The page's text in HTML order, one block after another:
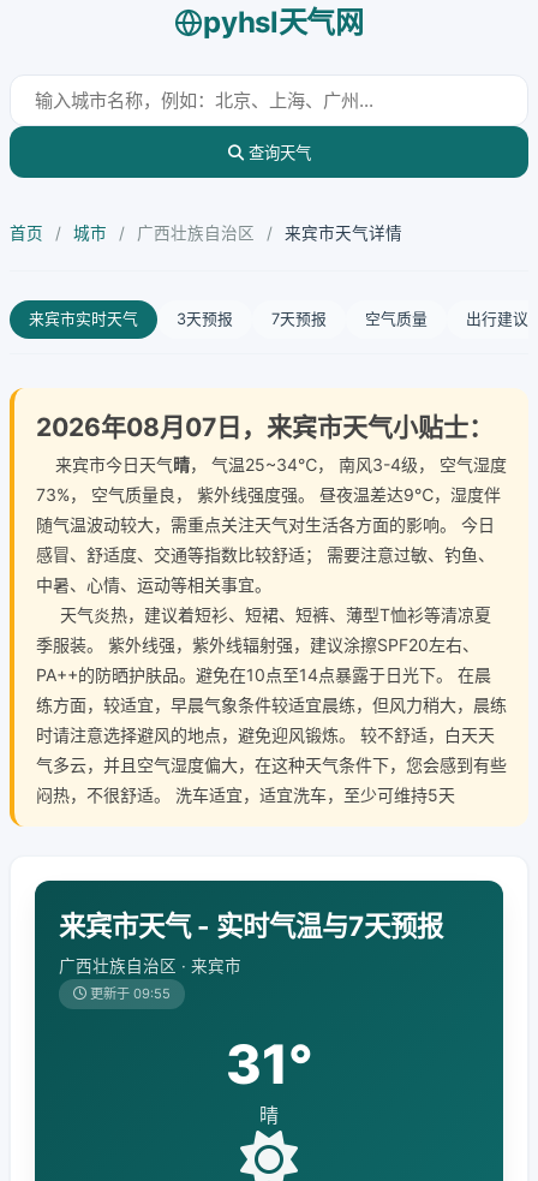
pyhsl天气网
查询天气
首页 / 城市 / 广西壮族自治区 / 来宾市天气详情
来宾市实时天气 3天预报 7天预报 空气质量 出行建议
2026年08月07日，来宾市天气小贴士：
来宾市今日天气晴， 气温25~34℃， 南风3-4级， 空气湿度
73%， 空气质量良， 紫外线强度强。 昼夜温差达9℃，湿度伴
随气温波动较大，需重点关注天气对生活各方面的影响。 今日
感冒、舒适度、交通等指数比较舒适； 需要注意过敏、钓鱼、
中暑、心情、运动等相关事宜。
天气炎热，建议着短衫、短裙、短裤、薄型T恤衫等清凉夏
季服装。 紫外线强，紫外线辐射强，建议涂擦SPF20左右、
PA++的防晒护肤品。避免在10点至14点暴露于日光下。 在晨
练方面，较适宜，早晨气象条件较适宜晨练，但风力稍大，晨练
时请注意选择避风的地点，避免迎风锻炼。 较不舒适，白天天
气多云，并且空气湿度偏大，在这种天气条件下，您会感到有些
闷热，不很舒适。 洗车适宜，适宜洗车，至少可维持5天
来宾市天气 - 实时气温与7天预报
广西壮族自治区 · 来宾市
更新于 09:55
31°
晴